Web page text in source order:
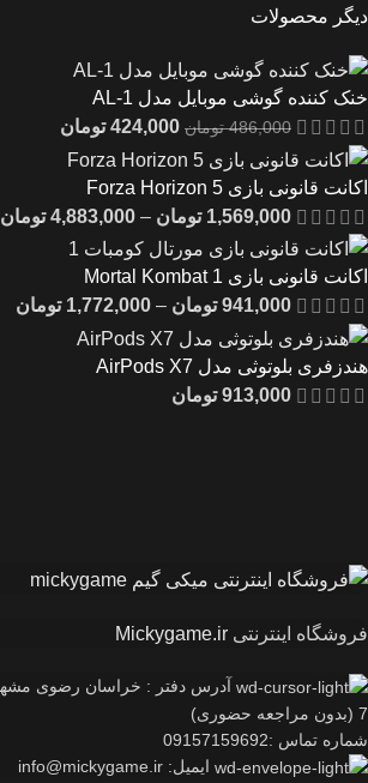
دیگر محصولات
خنک کننده گوشی موبایل مدل AL-1
486,000 تومان 424,000 تومان
اکانت قانونی بازی Forza Horizon 5
1,569,000 تومان –
4,883,000 تومان
اکانت قانونی بازی Mortal Kombat 1
941,000 تومان –
1,772,000 تومان
هندزفری بلوتوثی مدل AirPods X7
913,000 تومان
فروشگاه اینترنتی
7 (بدون مراجعه حضوری)
شماره تماس :09157159692
ایمیل: info@mickygame.ir